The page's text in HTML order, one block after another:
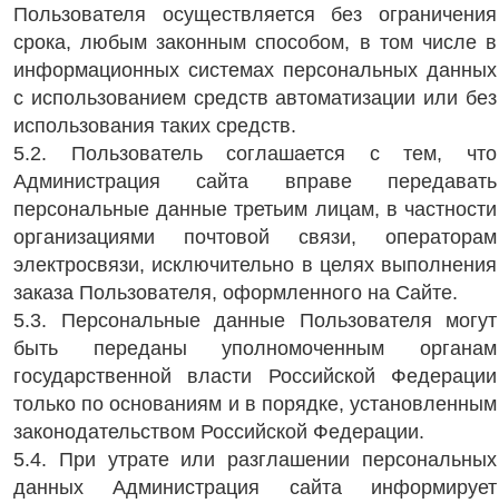
Пользователя осуществляется без ограничения
срока, любым законным способом, в том числе в
информационных системах персональных данных
с использованием средств автоматизации или без
использования таких средств.
5.2. Пользователь соглашается с тем, что
Администрация сайта вправе передавать
персональные данные третьим лицам, в частности
организациями почтовой связи, операторам
электросвязи, исключительно в целях выполнения
заказа Пользователя, оформленного на Сайте.
5.3. Персональные данные Пользователя могут
быть переданы уполномоченным органам
государственной власти Российской Федерации
только по основаниям и в порядке, установленным
законодательством Российской Федерации.
5.4. При утрате или разглашении персональных
данных Администрация сайта информирует